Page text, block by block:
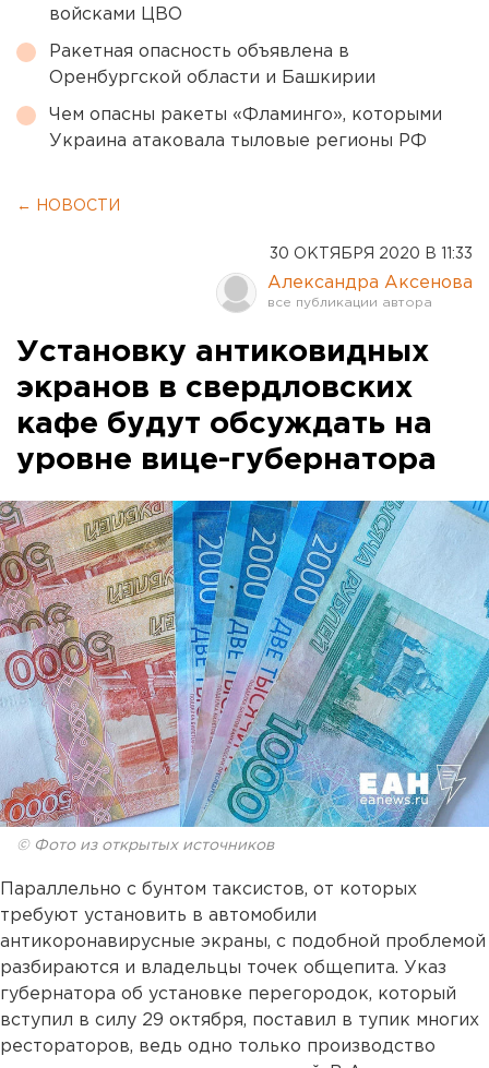
войсками ЦВО
Ракетная опасность объявлена в
Оренбургской области и Башкирии
Чем опасны ракеты «Фламинго», которыми
Украина атаковала тыловые регионы РФ
← НОВОСТИ
30 ОКТЯБРЯ 2020 В 11:33
Александра Аксенова
Установку антиковидных
экранов в свердловских
кафе будут обсуждать на
уровне вице-губернатора
© Фото из открытых источников
Параллельно с бунтом таксистов, от которых
требуют установить в автомобили
антикоронавирусные экраны, с подобной проблемой
разбираются и владельцы точек общепита. Указ
губернатора об установке перегородок, который
вступил в силу 29 октября, поставил в тупик многих
рестораторов, ведь одно только производство